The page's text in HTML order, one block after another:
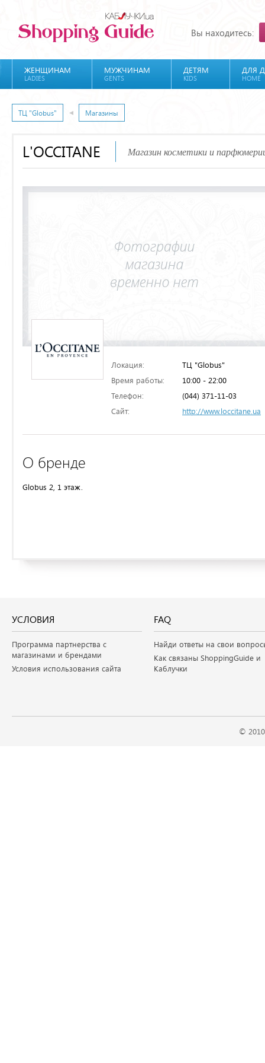
Вы находитесь:
ЖЕНЩИНАМ
LADIES
МУЖЧИНАМ
GENTS
ДЕТЯМ
KIDS
ДЛЯ
HOME
ТЦ "Globus" Магазины
L'OCCITANE Магазин косметики и
Локация:
ТЦ "Globus"
Время работы:
10:00 - 22:00
Телефон:
(044) 371-11-03
Сайт:
http://www.loccitane.ua
О бренде
Globus 2, 1 этаж.
УСЛОВИЯ
Программа партнерства с
магазинами и брендами
Условия использования сайта
FAQ
Найди ответы на свои
Как связаны ShoppingGuide и
Каблучки
©